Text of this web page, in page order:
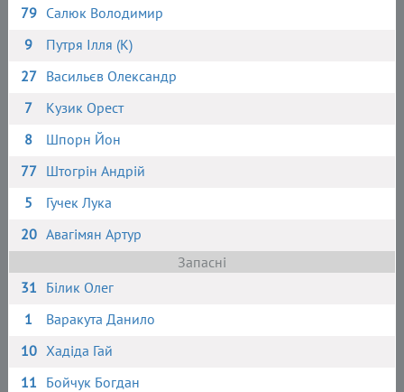
79 Салюк Володимир
9
Путря Ілля (К)
27 Васильєв Олександр
7
Кузик Орест
8
Шпорн Йон
77 Штогрін Андрій
5
Гучек Лука
20 Авагімян Артур
Запасні
31 Білик Олег
1
Варакута Данило
10 Хадіда Гай
11 Бойчук Богдан